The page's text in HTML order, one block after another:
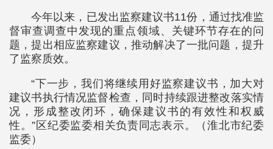
今年以来，已发出监察建议书11份，通过找准监
督审查调查中发现的重点领域、关键环节存在的问
题，提出相应监察建议，推动解决了一批问题，提升
了监察质效。
“下一步，我们将继续用好监察建议书，加大对
建议书执行情况监督检查，同时持续跟进整改落实情
况，形成整改闭环，确保建议书的有效性和权威
性。”区纪委监委相关负责同志表示。（淮北市纪委
监委）